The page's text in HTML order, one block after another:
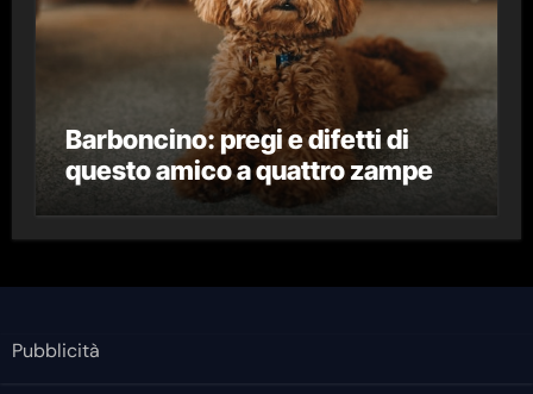
Barboncino: pregi e difetti di
questo amico a quattro zampe
Pubblicità